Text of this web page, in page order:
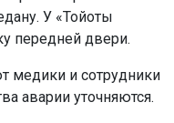
У «Тойоты
передней двери.
медики и сотрудники
аварии уточняются.